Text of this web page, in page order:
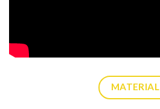
MATERIAL